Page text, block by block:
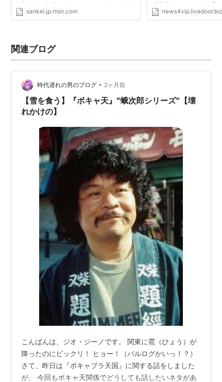
テレビ自叙伝―さらばわが愛
この商品を含むブログ (14件) を見
amazon:和田勉
＜本名＞ 和田 勉 （わだ つとむ）
＜生年月日＞ 昭和5年6月3日
＜出身地＞
三重県
松阪市
＜最終学歴＞
早稲田大学第一文学部演劇科卒業
＜好きなもの＞ ・酒（ウイスキーだけがなぜか飲
めない）
・清水のじろちょう
＜どんな人？＞ “ガハハのおじだん”
ずっと聞き逃すようなダジャレを言い続けてい
る。一方で人間観察が鋭く深みのある人です。
喪主は妻で衣装デザイナー、ワダエミ（本名
和田恵美子＝わだ・えみこ）さん。後日、
sankei.jp.msn.com
「天城越え」などの作品
演出家の和田勉さんが１
関連ブログ
時代遅れの男のブログ • 2ヶ月前
【雪を食う】『ボキャ天』″蛾次郎シリーズ″【壊
れかけの】
こんばんは、ジオ・ジーノです。 関東に雹（ひょう）が
降ったのにビックリ！ ヒョー！（バルログかいっ！？）
さて、昨日は『ボキャブラ天国』に関する話をしました
が、 今回もボキャ天関係でどうしても話したいネタがあ